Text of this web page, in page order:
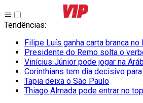
Tendências:
Filipe Luís ganha carta branca no
Presidente do Remo solta o
Vinícius Júnior pode jogar na
Corinthians tem dia decisivo para
Tapia deixa o São Paulo
Thiago Almada pode entrar no